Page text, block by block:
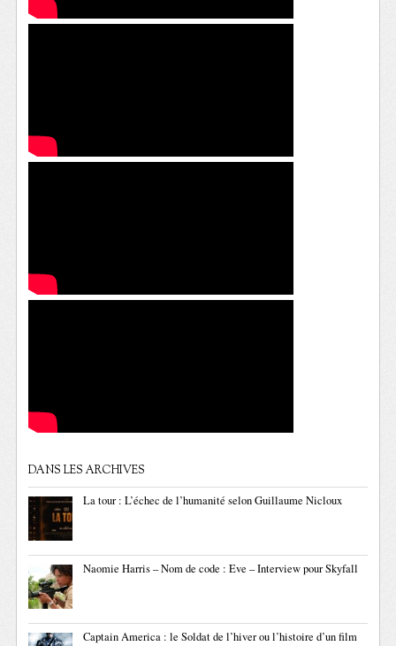
DANS LES ARCHIVES
La tour : L’échec de l’humanité selon Guillaume Nicloux
Naomie Harris – Nom de code : Eve – Interview pour Skyfall
Captain America : le Soldat de l’hiver ou l’histoire d’un film